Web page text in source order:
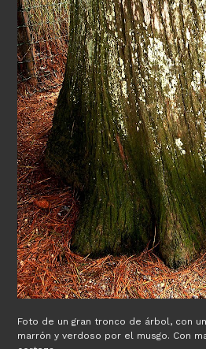
Foto de un gran tronco de árbol, con
marrón y verdoso por el musgo. Con